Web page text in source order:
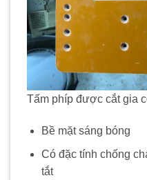
Tấm phíp được cắt gia
Bề mặt sáng bóng
Có đặc tính chống
tắt